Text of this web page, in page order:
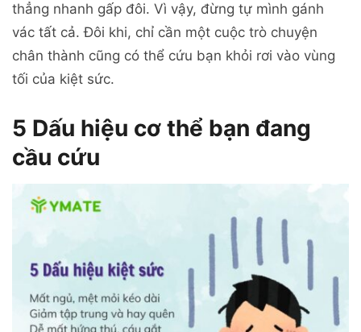
thẳng nhanh gấp đôi. Vì vậy, đừng tự mình gánh
vác tất cả. Đôi khi, chỉ cần một cuộc trò chuyện
chân thành cũng có thể cứu bạn khỏi rơi vào vùng
tối của kiệt sức.
5 Dấu hiệu cơ thể bạn đang
cầu cứu